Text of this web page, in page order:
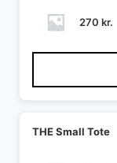
270 kr.
THE Small Tote